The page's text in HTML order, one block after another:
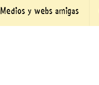
Medios y webs amigas